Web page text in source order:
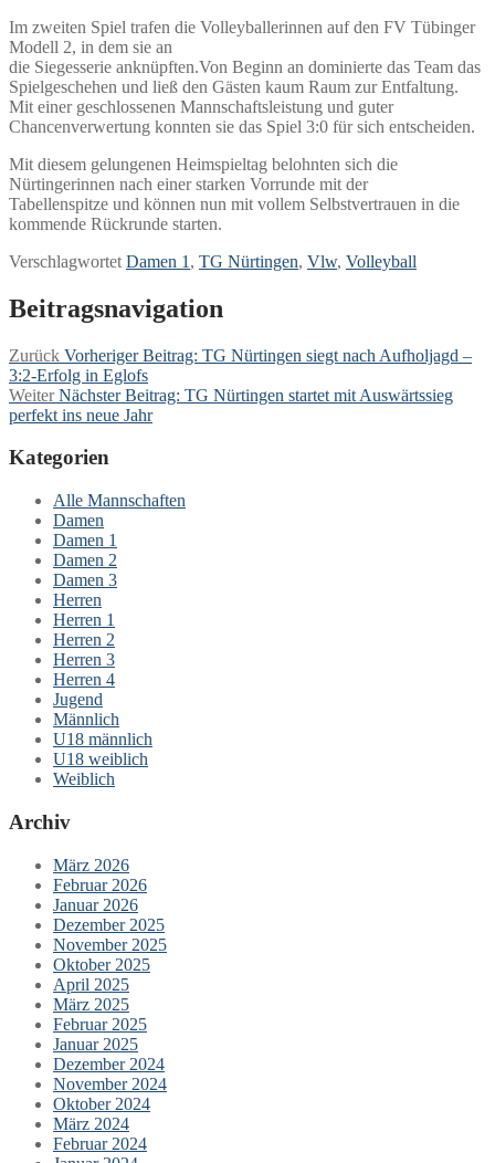
Im zweiten Spiel trafen die Volleyballerinnen auf den FV Tübinger
Modell 2, in dem sie an
die Siegesserie anknüpften.Von Beginn an dominierte das Team das
Spielgeschehen und ließ den Gästen kaum Raum zur Entfaltung.
Mit einer geschlossenen Mannschaftsleistung und guter
Chancenverwertung konnten sie das Spiel 3:0 für sich entscheiden.
Mit diesem gelungenen Heimspieltag belohnten sich die
Nürtingerinnen nach einer starken Vorrunde mit der
Tabellenspitze und können nun mit vollem Selbstvertrauen in die
kommende Rückrunde starten.
Verschlagwortet Damen 1 , TG Nürtingen, Vlw, Volleyball
Beitragsnavigation
Zurück Vorheriger Beitrag: TG Nürtingen siegt nach Aufholjagd –
3:2-Erfolg in Eglofs
Weiter Nächster Beitrag: TG Nürtingen startet mit Auswärtssieg
perfekt ins neue Jahr
Kategorien
Alle Mannschaften
Damen
Damen 1
Damen 2
Damen 3
Herren
Herren 1
Herren 2
Herren 3
Herren 4
Jugend
Männlich
U18 männlich
U18 weiblich
Weiblich
Archiv
März 2026
Februar 2026
Januar 2026
Dezember 2025
November 2025
Oktober 2025
April 2025
März 2025
Februar 2025
Januar 2025
Dezember 2024
November 2024
Oktober 2024
März 2024
Februar 2024